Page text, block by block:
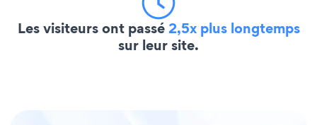
Les visiteurs ont passé2,5x plus longtemps
sur leur site.